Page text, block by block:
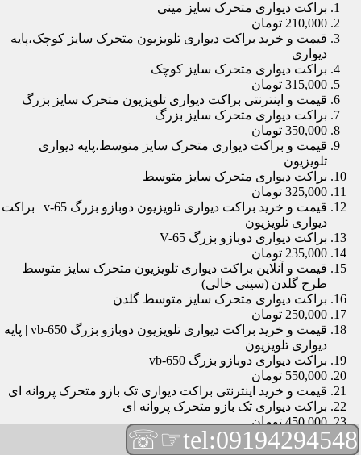
براکت دیواری متحرک سایز مینی
210,000 تومان
قیمت و خرید براکت دیواری تلویزیون متحرک سایز کوچک،پایه
دیواری
براکت دیواری متحرک سایز کوچک
315,000 تومان
قیمت و اینترنتی براکت دیواری تلویزیون متحرک سایز بزرگ
براکت دیواری متحرک سایز بزرگ
350,000 تومان
قیمت و براکت دیواری متحرک سایز متوسط،پایه دیواری
تلویزیون
براکت دیواری متحرک سایز متوسط
325,000 تومان
قیمت و خرید براکت دیواری تلویزیون دوبازو بزرگ v-65 | براکت
دیواری تلویزیون
براکت دیواری دوبازو بزرگ V-65
235,000 تومان
قیمت و آنلاین براکت دیواری تلویزیون متحرک سایز متوسط
طرح گلدن (سینی خالی)
براکت دیواری متحرک سایز متوسط گلدن
250,000 تومان
قیمت و خرید براکت دیواری تلویزیون دوبازو بزرگ vb-650 | پایه
دیواری تلویزیون
براکت دیواری دوبازو بزرگ vb-650
550,000 تومان
قیمت و خرید اینترنتی براکت دیواری تک بازو متحرک پروانه ای
براکت دیواری تک بازو متحرک پروانه ای
450,000 تومان
قیمت و براکت دیواری تلویزیون مچی | براکت دیواری تلویزیون
tel:09194294548
☞☏